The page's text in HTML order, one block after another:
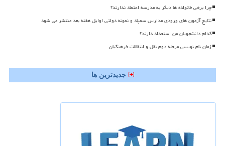
چرا برخی خانواده ها دیگر به مدرسه اعتماد ندارند؟
نتایج آزمون های ورودی مدارس سمپاد و نمونه دولتی اوایل هفته بعد منتشر می شود
کدام دانشجویان من استعداد دارند؟
زمان نام نویسی مرحله دوم نقل و انتقالات فرهنگیان
جدیدترین ها